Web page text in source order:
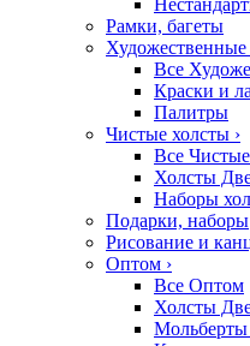
Рамки, багеты
Все
Краски и
Палитры
Чистые холсты ›
Все
Холсты
Наборы
Подарки, наборы
Рисование и
Оптом ›
Все Оптом
Холсты
Мольберты